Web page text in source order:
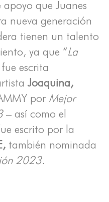
que Juanes
nueva generación
tienen un talento
ya que “La
escrita
Joaquina,
por Mejor
– así como el
escrito por la
también nominada
2023.